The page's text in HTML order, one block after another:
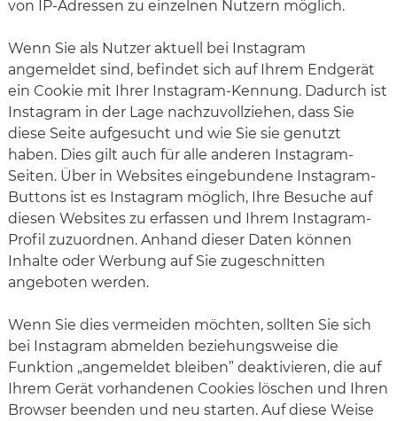
von IP-Adressen zu einzelnen Nutzern möglich.
Wenn Sie als Nutzer aktuell bei Instagram
angemeldet sind, befindet sich auf Ihrem Endgerät
ein Cookie mit Ihrer Instagram-Kennung. Dadurch ist
Instagram in der Lage nachzuvollziehen, dass Sie
diese Seite aufgesucht und wie Sie sie genutzt
haben. Dies gilt auch für alle anderen Instagram-
Seiten. Über in Websites eingebundene Instagram-
Buttons ist es Instagram möglich, Ihre Besuche auf
diesen Websites zu erfassen und Ihrem Instagram-
Profil zuzuordnen. Anhand dieser Daten können
Inhalte oder Werbung auf Sie zugeschnitten
angeboten werden.
Wenn Sie dies vermeiden möchten, sollten Sie sich
bei Instagram abmelden beziehungsweise die
Funktion „angemeldet bleiben” deaktivieren, die auf
Ihrem Gerät vorhandenen Cookies löschen und Ihren
Browser beenden und neu starten. Auf diese Weise